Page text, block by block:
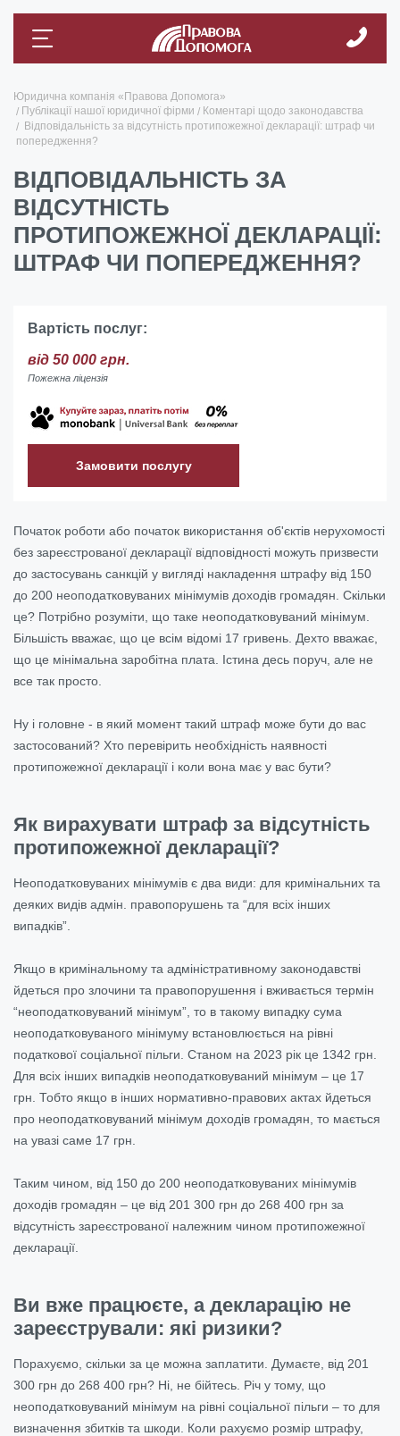
Юридична компанія «Правова Допомога»
Публікації нашої юридичної фірми
Коментарі щодо законодавства
Відповідальність за відсутність протипожежної декларації: штраф чи
попередження?
ВІДПОВІДАЛЬНІСТЬ ЗА
ВІДСУТНІСТЬ
ПРОТИПОЖЕЖНОЇ ДЕКЛАРАЦІЇ:
ШТРАФ ЧИ ПОПЕРЕДЖЕННЯ?
Вартість послуг:
від 50 000 грн.
Пожежна ліцензія
Замовити послугу
Початок роботи або початок використання об'єктів нерухомості
без зареєстрованої декларації відповідності можуть призвести
до застосувань санкцій у вигляді накладення штрафу від 150
до 200 неоподатковуваних мінімумів доходів громадян. Скільки
це? Потрібно розуміти, що таке неоподатковуваний мінімум.
Більшість вважає, що це всім відомі 17 гривень. Дехто вважає,
що це мінімальна заробітна плата. Істина десь поруч, але не
все так просто.
Ну і головне - в який момент такий штраф може бути до вас
застосований? Хто перевірить необхідність наявності
протипожежної декларації і коли вона має у вас бути?
Як вирахувати штраф за відсутність
протипожежної декларації?
Неоподатковуваних мінімумів є два види: для кримінальних та
деяких видів адмін. правопорушень та “для всіх інших
випадків”.
Якщо в кримінальному та адміністративному законодавстві
йдеться про злочини та правопорушення і вживається термін
“неоподатковуваний мінімум”, то в такому випадку сума
неоподатковуваного мінімуму встановлюється на рівні
податкової соціальної пільги. Станом на 2023 рік це 1342 грн.
Для всіх інших випадків неоподатковуваний мінімум – це 17
грн. Тобто якщо в інших нормативно-правових актах йдеться
про неоподатковуваний мінімум доходів громадян, то мається
на увазі саме 17 грн.
Таким чином, від 150 до 200 неоподатковуваних мінімумів
доходів громадян – це від 201 300 грн до 268 400 грн за
відсутність зареєстрованої належним чином протипожежної
декларації.
Ви вже працюєте, а декларацію не
зареєстрували: які ризики?
Порахуємо, скільки за це можна заплатити. Думаєте, від 201
300 грн до 268 400 грн? Ні, не бійтесь. Річ у тому, що
неоподатковуваний мінімум на рівні соціальної пільги – то для
визначення збитків та шкоди. Коли рахуємо розмір штрафу,